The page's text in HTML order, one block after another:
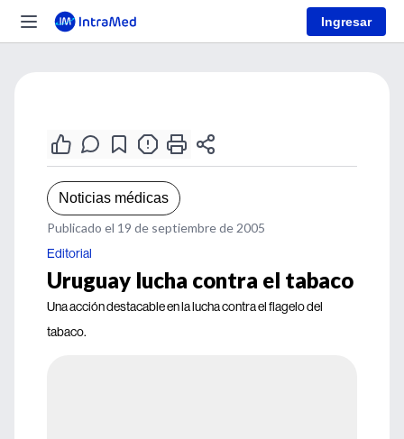
Ingresar
Noticias médicas
Publicado el 19 de septiembre de 2005
Editorial
Uruguay lucha contra el tabaco
Una acción destacable en la lucha contra el flagelo del
tabaco.